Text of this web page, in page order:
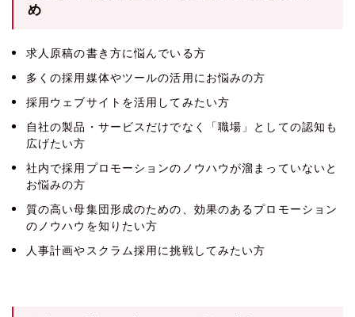
め
求人原稿の書き方に悩んでいる方
多くの採用媒体やツールの活用にお悩みの方
採用ウェブサイトを活用してみたい方
自社の製品・サービスだけでなく「職場」としての認知も
広げたい方
社内で採用プロモーションのノウハウが溜まっていないと
お悩みの方
質の高い母集団形成のための、効果のあるプロモーション
のノウハウを知りたい方
人事計画やスクラム採用に挑戦してみたい方